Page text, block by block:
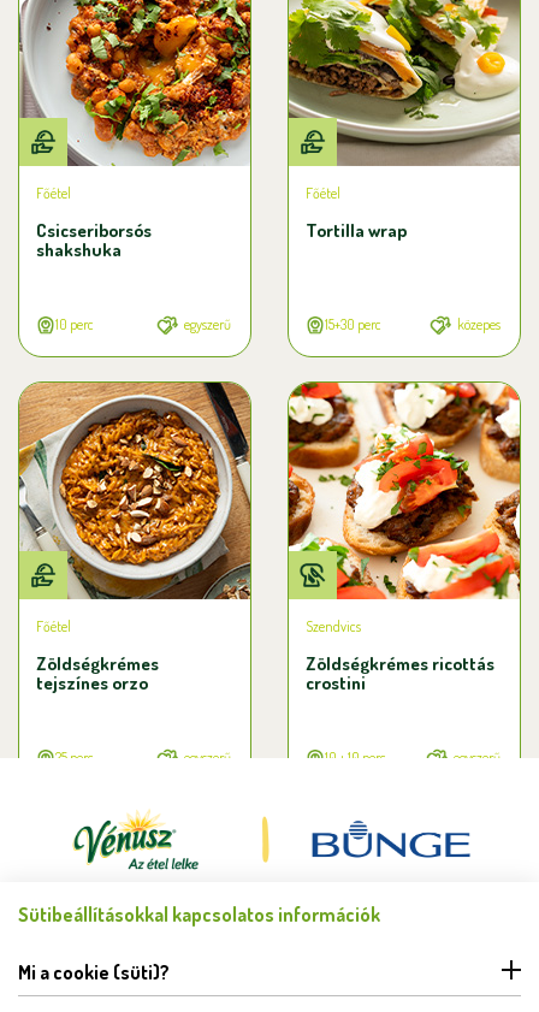
Sütibeállításokkal kapcsolatos információk
Mi a cookie (süti)?
Főétel
Csicseriborsós
shakshuka
10 perc egyszerű
Főétel
Tortilla wrap
15+30 perc közepes
Főétel
Zöldségkrémes
tejszínes orzo
25 perc egyszerű
Szendvics
Zöldségkrémes ricottás
crostini
10 + 10 perc egyszerű
Minden jog fenntartva © Bunge Zrt. 2026.
ADATKEZELÉSI TÁJÉKOZTATÓ